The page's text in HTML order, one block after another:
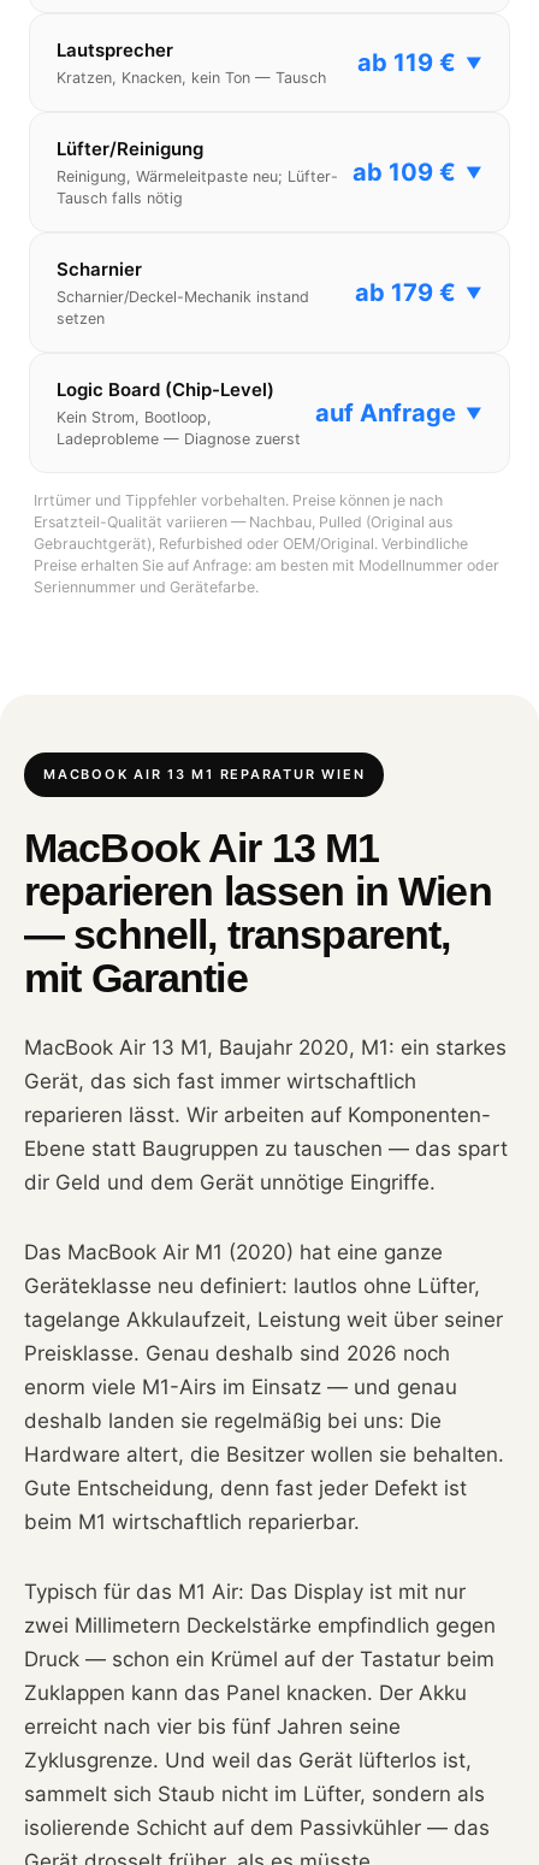
Lautsprecher
Kratzen, Knacken, kein Ton — Tausch
ab 119 € ▼
Lüfter/Reinigung
Reinigung, Wärmeleitpaste neu; Lüfter-
Tausch falls nötig
ab 109 € ▼
Scharnier
Scharnier/Deckel-Mechanik instand
setzen
ab 179 € ▼
Logic Board (Chip-Level)
Kein Strom, Bootloop,
Ladeprobleme — Diagnose zuerst
auf Anfrage ▼
Irrtümer und Tippfehler vorbehalten. Preise können je nach
Ersatzteil-Qualität variieren — Nachbau, Pulled (Original aus
Gebrauchtgerät), Refurbished oder OEM/Original. Verbindliche
Preise erhalten Sie auf Anfrage: am besten mit Modellnummer oder
Seriennummer und Gerätefarbe.
MACBOOK AIR 13 M1 REPARATUR WIEN
MacBook Air 13 M1
reparieren lassen in Wien
— schnell, transparent,
mit Garantie
MacBook Air 13 M1, Baujahr 2020, M1: ein starkes
Gerät, das sich fast immer wirtschaftlich
reparieren lässt. Wir arbeiten auf Komponenten-
Ebene statt Baugruppen zu tauschen — das spart
dir Geld und dem Gerät unnötige Eingriffe.
Das MacBook Air M1 (2020) hat eine ganze
Geräteklasse neu definiert: lautlos ohne Lüfter,
tagelange Akkulaufzeit, Leistung weit über seiner
Preisklasse. Genau deshalb sind 2026 noch
enorm viele M1-Airs im Einsatz — und genau
deshalb landen sie regelmäßig bei uns: Die
Hardware altert, die Besitzer wollen sie behalten.
Gute Entscheidung, denn fast jeder Defekt ist
beim M1 wirtschaftlich reparierbar.
Typisch für das M1 Air: Das Display ist mit nur
zwei Millimetern Deckelstärke empfindlich gegen
Druck — schon ein Krümel auf der Tastatur beim
Zuklappen kann das Panel knacken. Der Akku
erreicht nach vier bis fünf Jahren seine
Zyklusgrenze. Und weil das Gerät lüfterlos ist,
sammelt sich Staub nicht im Lüfter, sondern als
isolierende Schicht auf dem Passivkühler — das